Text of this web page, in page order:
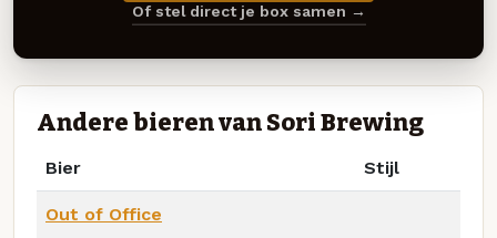
Of stel direct je box samen →
Andere bieren van Sori Brewing
Bier Stijl
Out of Office